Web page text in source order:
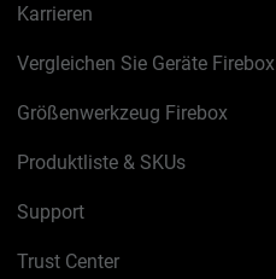
Karrieren
Vergleichen Sie Geräte Firebox
Größenwerkzeug Firebox
Produktliste & SKUs
Support
Trust Center